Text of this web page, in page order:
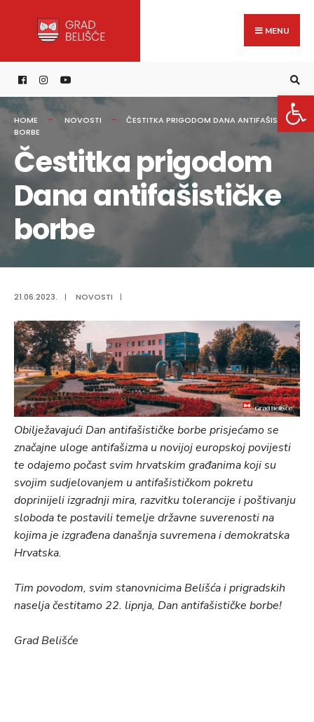
content
MENU
HOME NOVOSTI
ČESTITKA PRIGODOM DANA ANTIFAŠISTIČKE
BORBE
Čestitka prigodom
Dana antifašističke
borbe
21.06.2023. | NOVOSTI |
Obilježavajući Dan antifašističke borbe prisjećamo se
značajne uloge antifašizma u novijoj europskoj povijesti
te odajemo počast svim hrvatskim građanima koji su
svojim sudjelovanjem u antifašističkom pokretu
doprinijeli izgradnji mira, razvitku tolerancije i poštivanju
sloboda te postavili temelje državne suverenosti na
kojima je izgrađena današnja suvremena i demokratska
Hrvatska.
Tim povodom, svim stanovnicima Belišća i prigradskih
naselja čestitamo 22. lipnja, Dan antifašističke borbe!
Grad Belišće
for: